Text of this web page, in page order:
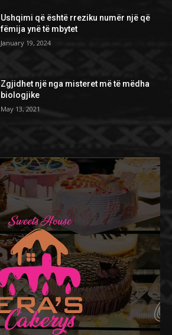
Ushqimi që është rreziku numër një që
fëmija ynë të mbytet
January 19, 2024
Zgjidhet një nga misteret më të mëdha
biologjike
May 13, 2021